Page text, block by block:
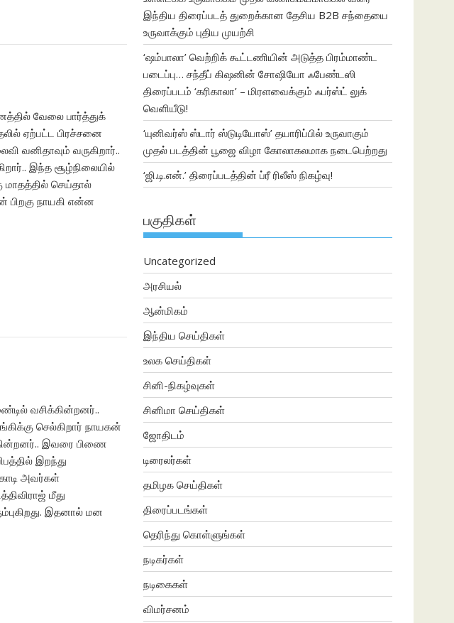
வேலை பார்த்துக்
ஏற்பட்ட பிரச்சனை
வனிதாவும் வருகிறார்..
இந்த சூழ்நிலையில்
மாதத்தில் செய்தால்
நாயகி என்ன
வசிக்கின்றனர்..
செல்கிறார் நாயகன்
இவரை பிணை
இறந்து
அவர்கள்
மீது
இதனால் மன
இந்திய திரைப்படத் துறைக்கான தேசிய B2B சந்தையை
உருவாக்கும் புதிய முயற்சி
‘ஷம்பாலா’ வெற்றிக் கூட்டணியின் அடுத்த பிரம்மாண்ட
படைப்பு… சந்தீப் கிஷனின் சோஷியோ ஃபேண்டஸி
திரைப்படம் ‘கரிகாலா’ – மிரளவைக்கும் ஃபர்ஸ்ட் லுக்
வெளியீடு!
‘யுனிவர்ஸ் ஸ்டார் ஸ்டுடியோஸ்’ தயாரிப்பில் உருவாகும்
முதல் படத்தின் பூஜை விழா கோலாகலமாக நடைபெற்றது
‘ஜி.டி.என்.’ திரைப்படத்தின் ப்ரீ ரிலீஸ் நிகழ்வு!
பகுதிகள்
Uncategorized
அரசியல்
ஆன்மிகம்
இந்திய செய்திகள்
உலக செய்திகள்
சினி-நிகழ்வுகள்
சினிமா செய்திகள்
ஜோதிடம்
டிரைலர்கள்
தமிழக செய்திகள்
திரைப்படங்கள்
தெரிந்து கொள்ளுங்கள்
நடிகர்கள்
நடிகைகள்
விமர்சனம்